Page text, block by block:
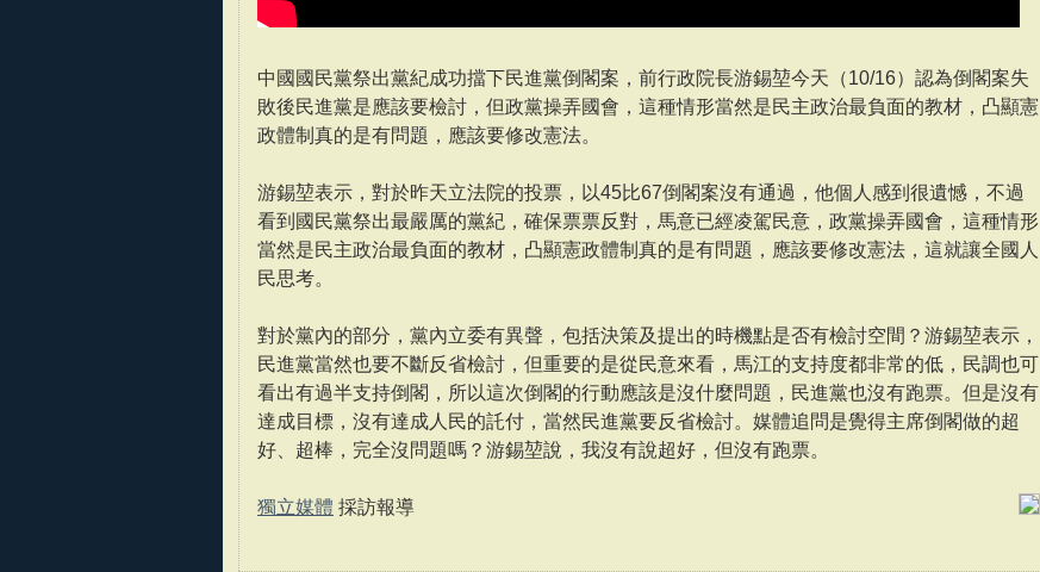
中國國民黨祭出黨紀成功擋下民進黨倒閣案，前行政院長游錫堃今天（10/16）認為倒閣案失
敗後民進黨是應該要檢討，但政黨操弄國會，這種情形當然是民主政治最負面的教材，凸顯憲
政體制真的是有問題，應該要修改憲法。
游錫堃表示，對於昨天立法院的投票，以45比67倒閣案沒有通過，他個人感到很遺憾，不過
看到國民黨祭出最嚴厲的黨紀，確保票票反對，馬意已經凌駕民意，政黨操弄國會，這種情形
當然是民主政治最負面的教材，凸顯憲政體制真的是有問題，應該要修改憲法，這就讓全國人
民思考。
對於黨內的部分，黨內立委有異聲，包括決策及提出的時機點是否有檢討空間？游錫堃表示，
民進黨當然也要不斷反省檢討，但重要的是從民意來看，馬江的支持度都非常的低，民調也可
看出有過半支持倒閣，所以這次倒閣的行動應該是沒什麼問題，民進黨也沒有跑票。但是沒有
達成目標，沒有達成人民的託付，當然民進黨要反省檢討。媒體追問是覺得主席倒閣做的超
好、超棒，完全沒問題嗎？游錫堃說，我沒有說超好，但沒有跑票。
獨立媒體 採訪報導